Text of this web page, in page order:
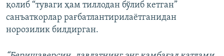
қолиб “туваги ҳам тиллодан бўлиб кетган”
санъаткорлар рағбатлантирилаётганидан
норозилик билдирган.